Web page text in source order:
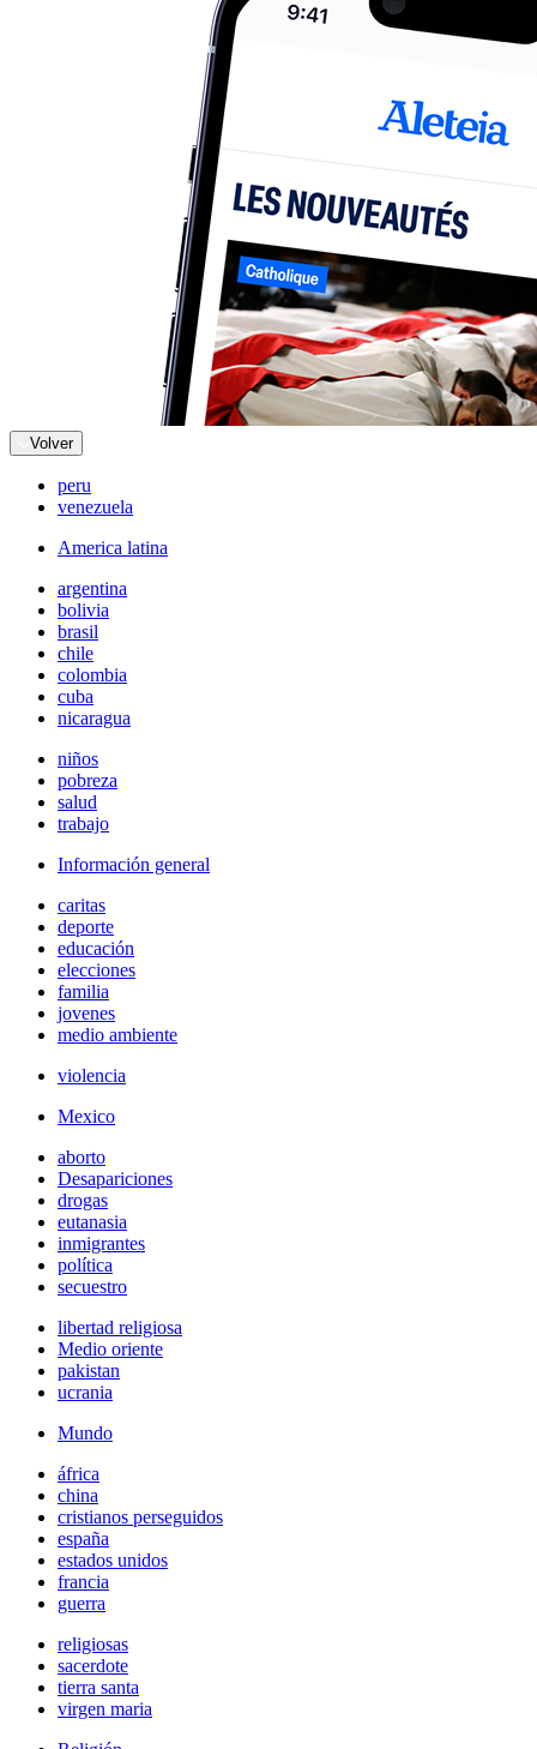
Volver
peru
venezuela
America latina
argentina
bolivia
brasil
chile
colombia
cuba
nicaragua
niños
pobreza
salud
trabajo
Información general
caritas
deporte
educación
elecciones
familia
jovenes
medio ambiente
violencia
Mexico
aborto
Desapariciones
drogas
eutanasia
inmigrantes
política
secuestro
libertad religiosa
Medio oriente
pakistan
ucrania
Mundo
áfrica
china
cristianos perseguidos
españa
estados unidos
francia
guerra
religiosas
sacerdote
tierra santa
virgen maria